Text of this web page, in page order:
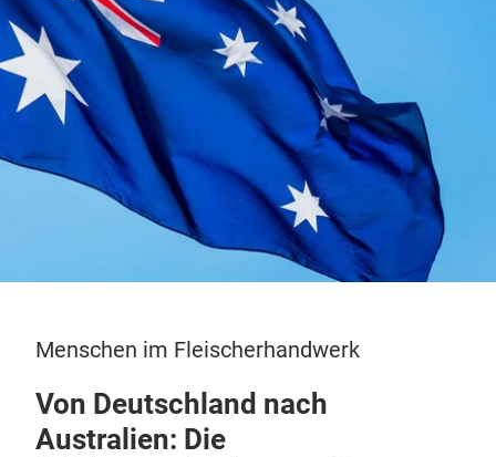
Menschen im Fleischerhandwerk
Von Deutschland nach
Australien: Die